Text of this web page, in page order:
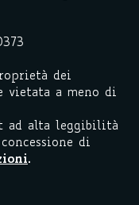
dei
vietata a meno di
ad alta leggibilità
di
.